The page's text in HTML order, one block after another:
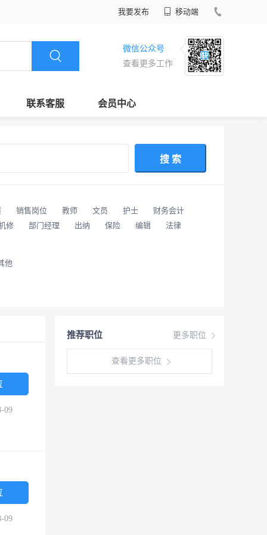
我要发布 移动端
微信公众号
查看更多工作
联系客服 会员中心
搜 索
销售岗位 教师 文员 护士
财务会计
修 部门经理 出纳 保险 编辑
法律
他
更多职位
推荐职位
查看更多职位
09
09